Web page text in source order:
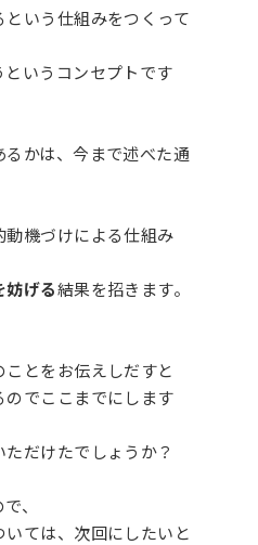
いう仕組みをつくって
というコンセプトです
かは、今まで述べた通
機づけによる仕組み
妨げる結果を招きます。
とをお伝えしだすと
でここまでにします
だけたでしょうか？
、
ては、次回にしたいと